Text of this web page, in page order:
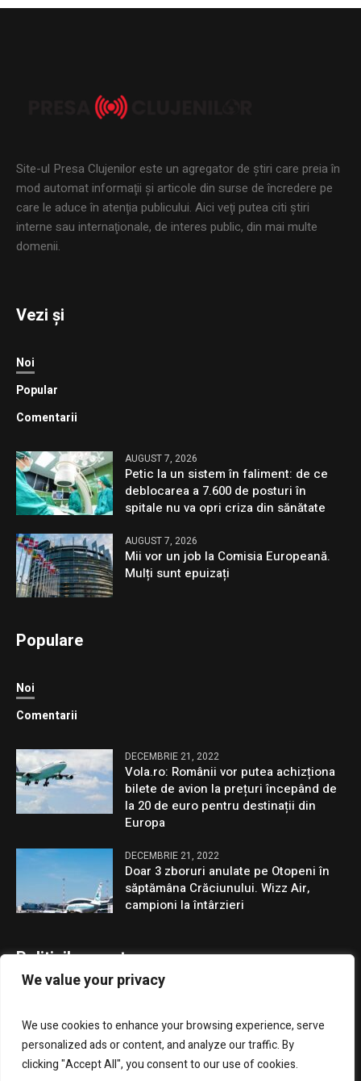
We value your privacy
We use cookies to enhance your browsing experience, serve
personalized ads or content, and analyze our traffic. By
clicking "Accept All", you consent to our use of cookies.
Site-ul Presa Clujenilor este un agregator de ştiri care preia în
mod automat informaţii şi articole din surse de încredere pe
care le aduce în atenţia publicului. Aici veţi putea citi ştiri
interne sau internaţionale, de interes public, din mai multe
domenii.
Vezi și
Noi
Popular
Comentarii
AUGUST 7, 2026
Petic la un sistem în faliment: de ce
deblocarea a 7.600 de posturi în
spitale nu va opri criza din sănătate
AUGUST 7, 2026
Mii vor un job la Comisia Europeană.
Mulți sunt epuizați
Populare
Noi
Comentarii
DECEMBRIE 21, 2022
Vola.ro: Românii vor putea achizționa
bilete de avion la prețuri începând de
la 20 de euro pentru destinații din
Europa
DECEMBRIE 21, 2022
Doar 3 zboruri anulate pe Otopeni în
săptămâna Crăciunului. Wizz Air,
campioni la întârzieri
Politicile noastre
GDPR